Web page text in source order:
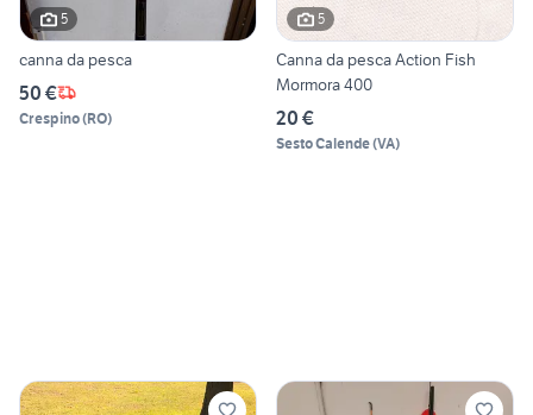
5
canna da pesca
50 €
Crespino(RO)
5
Canna da pesca Action Fish
Mormora 400
20 €
Sesto Calende(VA)